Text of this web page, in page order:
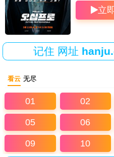
立
记住 网址
看云 无尽
01 02
05 06
09 10